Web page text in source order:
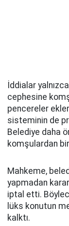
İddialar
cephesine
pencereler
sisteminin de
Belediye daha
komşulardan
Mahkeme,
yapmadan
iptal etti.
lüks konutun
kalktı.